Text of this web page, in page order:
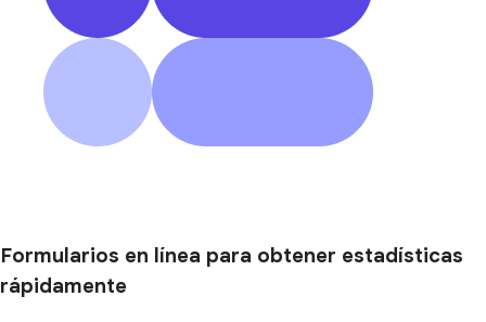
Formularios en línea para obtener estadísticas
rápidamente